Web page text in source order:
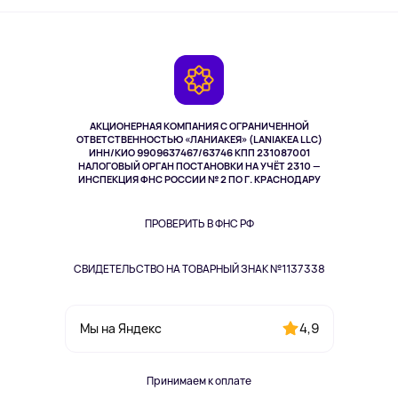
АКЦИОНЕРНАЯ КОМПАНИЯ С ОГРАНИЧЕННОЙ
ОТВЕТСТВЕННОСТЬЮ «ЛАНИАКЕЯ» (LANIAKEA LLC)
ИНН/КИО 9909637467/63746 КПП 231087001
НАЛОГОВЫЙ ОРГАН ПОСТАНОВКИ НА УЧЁТ 2310 —
ИНСПЕКЦИЯ ФНС РОССИИ № 2 ПО Г. КРАСНОДАРУ
ПРОВЕРИТЬ В ФНС РФ
СВИДЕТЕЛЬСТВО НА ТОВАРНЫЙ ЗНАК №1137338
Мы на Яндекс 4,9
Принимаем к оплате
Здоровье питомцев
Одежда и аксессуары